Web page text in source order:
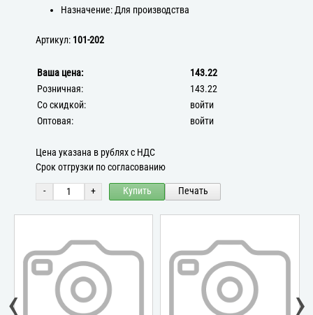
Назначение: Для производства
Артикул: 101-202
Ваша цена:
143.22
Розничная:
143.22
Со скидкой:
войти
Оптовая:
войти
Цена указана в рублях с НДС
Срок отгрузки по согласованию
- + Купить Печать
‹ ›